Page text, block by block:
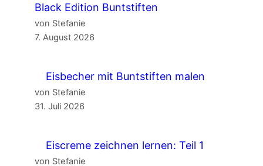
Black Edition Buntstiften
von Stefanie
7. August 2026
Eisbecher mit Buntstiften malen
von Stefanie
31. Juli 2026
Eiscreme zeichnen lernen: Teil 1
von Stefanie